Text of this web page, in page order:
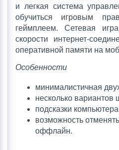
и легкая система
обучиться игровым
геймплеем. Сетевая
скорости интернет-
оперативной памяти на
Особенности
минималистичная
несколько вариантов
подсказки
возможность
оффлайн.